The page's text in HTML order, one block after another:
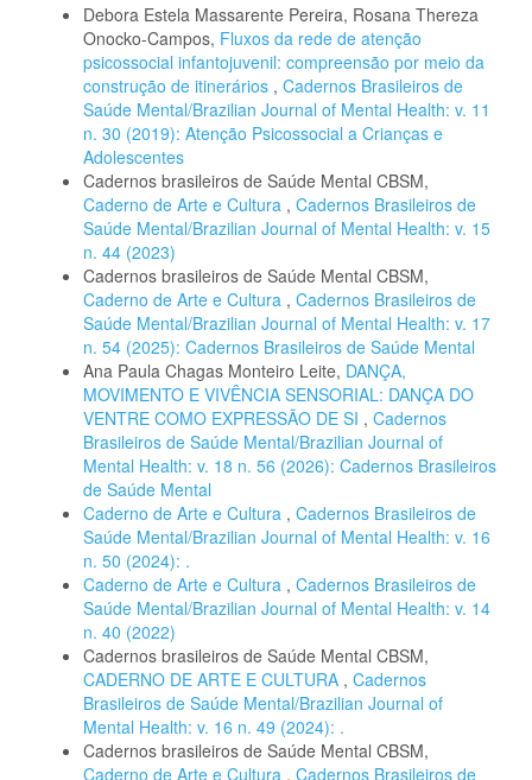
Debora Estela Massarente Pereira, Rosana Thereza
Onocko-Campos, Fluxos da rede de atenção
psicossocial infantojuvenil: compreensão por meio da
construção de itinerários , Cadernos Brasileiros de
Saúde Mental/Brazilian Journal of Mental Health: v. 11
n. 30 (2019): Atenção Psicossocial a Crianças e
Adolescentes
Cadernos brasileiros de Saúde Mental CBSM,
Caderno de Arte e Cultura , Cadernos Brasileiros de
Saúde Mental/Brazilian Journal of Mental Health: v. 15
n. 44 (2023)
Cadernos brasileiros de Saúde Mental CBSM,
Caderno de Arte e Cultura , Cadernos Brasileiros de
Saúde Mental/Brazilian Journal of Mental Health: v. 17
n. 54 (2025): Cadernos Brasileiros de Saúde Mental
Ana Paula Chagas Monteiro Leite, DANÇA,
MOVIMENTO E VIVÊNCIA SENSORIAL: DANÇA DO
VENTRE COMO EXPRESSÃO DE SI , Cadernos
Brasileiros de Saúde Mental/Brazilian Journal of
Mental Health: v. 18 n. 56 (2026): Cadernos Brasileiros
de Saúde Mental
Caderno de Arte e Cultura , Cadernos Brasileiros de
Saúde Mental/Brazilian Journal of Mental Health: v. 16
n. 50 (2024): .
Caderno de Arte e Cultura , Cadernos Brasileiros de
Saúde Mental/Brazilian Journal of Mental Health: v. 14
n. 40 (2022)
Cadernos brasileiros de Saúde Mental CBSM,
CADERNO DE ARTE E CULTURA , Cadernos
Brasileiros de Saúde Mental/Brazilian Journal of
Mental Health: v. 16 n. 49 (2024): .
Cadernos brasileiros de Saúde Mental CBSM,
Caderno de Arte e Cultura , Cadernos Brasileiros de